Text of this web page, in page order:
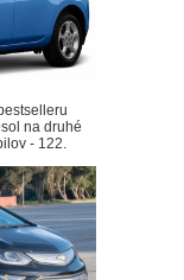
na druhé
- 122.